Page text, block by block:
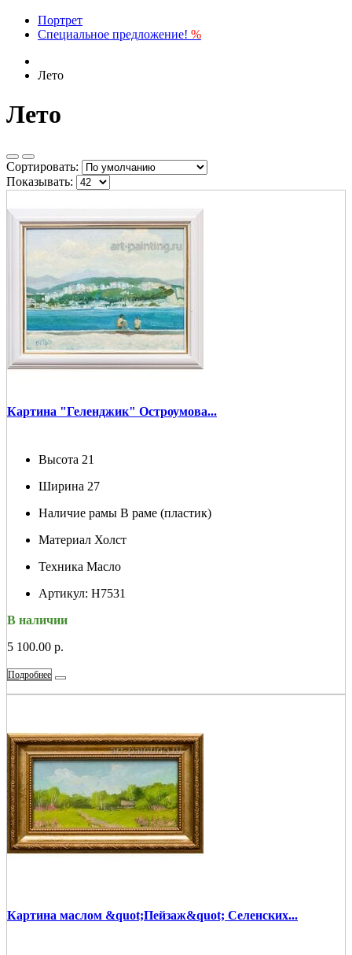
Портрет
Специальное предложение! %
Лето
Лето
Сортировать:
Показывать:
Картина "Геленджик" Остроумова...
Высота 21
Ширина 27
Наличие рамы В раме (пластик)
Материал Холст
Техника Масло
Артикул: Н7531
В наличии
5 100.00 р.
Подробнее
Картина маслом &quot;Пейзаж&quot; Селенских...